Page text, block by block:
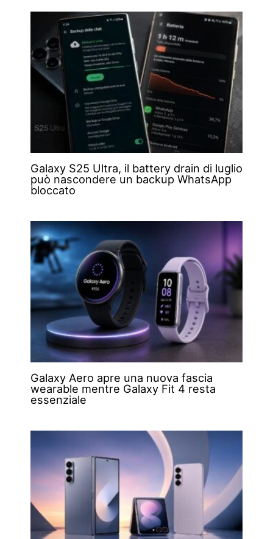
Galaxy S25 Ultra, il battery drain di luglio
può nascondere un backup WhatsApp
bloccato
Galaxy Aero apre una nuova fascia
wearable mentre Galaxy Fit 4 resta
essenziale